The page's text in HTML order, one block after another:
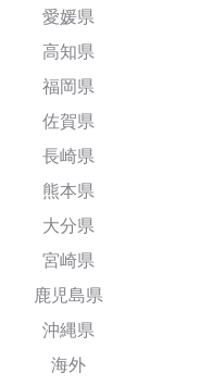
愛媛県
高知県
福岡県
佐賀県
長崎県
熊本県
大分県
宮崎県
鹿児島県
沖縄県
海外